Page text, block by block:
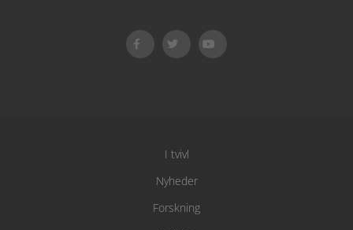
I tvivl
Nyheder
Forskning